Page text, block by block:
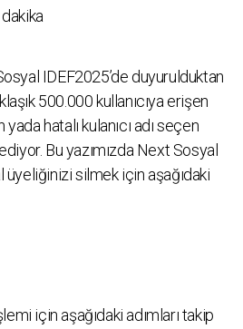
dakika
IDEF2025’de duyurulduktan
500.000 kullanıcıya erişen
hatalı kulanıcı adı seçen
Bu yazımızda Next Sosyal
üyeliğinizi silmek için aşağıdaki
için aşağıdaki adımları takip